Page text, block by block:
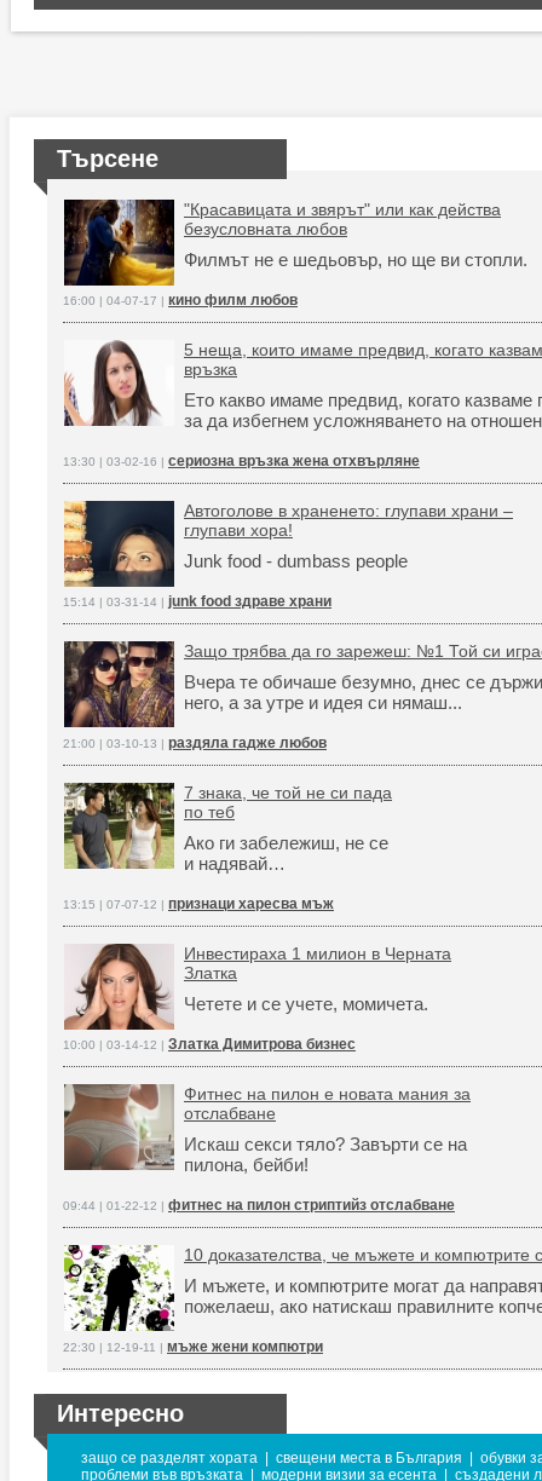
Търсене
"Красавицата и звярът" или как действа
безусловната любов
Филмът не е шедьовър, но ще ви стопли.
16:00 | 04-07-17 | кино филм любов
5 неща, които имаме предвид, когато
връзка
Ето какво имаме предвид, когато казваме
за да избегнем усложняването на
13:30 | 03-02-16 | сериозна връзка жена отхвърляне
Автоголове в храненето: глупави храни –
глупави хора!
Junk food - dumbass people
15:14 | 03-31-14 | junk food здраве храни
Защо трябва да го зарежеш: №1 Той си
Вчера те обичаше безумно, днес се
него, а за утре и идея си нямаш...
21:00 | 03-10-13 | раздяла гадже любов
7 знака, че той не си пада
по теб
Ако ги забележиш, не се
и надявай…
13:15 | 07-07-12 | признаци харесва мъж
Инвестираха 1 милион в Черната
Златка
Четете и се учете, момичета.
10:00 | 03-14-12 | Златка Димитрова бизнес
Фитнес на пилон е новата мания за
отслабване
Искаш секси тяло? Завърти се на
пилона, бейби!
09:44 | 01-22-12 | фитнес на пилон стриптийз отслабване
10 доказателства, че мъжете и компютрите
И мъжете, и компютрите могат да
пожелаеш, ако натискаш правилните
22:30 | 12-19-11 | мъже жени компютри
Интересно
защо се разделят хората свещени места в България
обувки
проблеми във връзката
модерни визии за есента създадени